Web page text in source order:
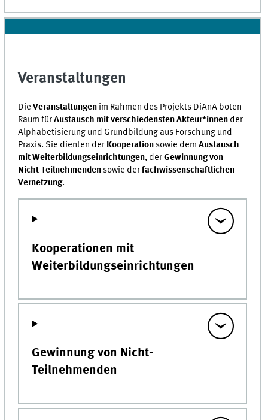
Veranstaltungen
DieVeranstaltungen im Rahmen des Projekts DiAnA boten
Raum fürAustausch mit verschiedensten Akteur*innen der
Alphabetisierung und Grundbildung aus Forschung und
Praxis. Sie dienten der Kooperation sowie demAustausch
mit Weiterbildungseinrichtungen, derGewinnung von
Nicht-Teilnehmenden sowie derfachwissenschaftlichen
Vernetzung.
Kooperationen mit
Weiterbildungseinrichtungen
Gewinnung von Nicht-
Teilnehmenden